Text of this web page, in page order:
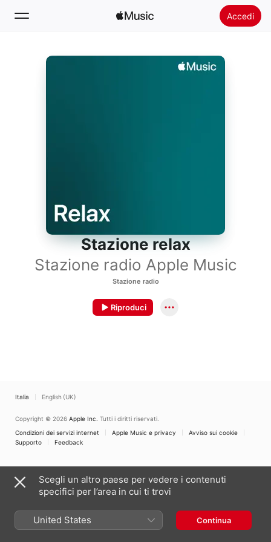
Accedi
Cerca
Stazione relax
Stazione radio Apple Music
Stazione radio
Riproduci
Italia English (UK)
Copyright © 2026 Apple Inc. Tutti i diritti riservati.
Condizioni dei servizi internet
Apple Music e privacy
Avviso sui cookie
Supporto
Feedback
Scegli un altro paese per vedere i contenuti
specifici per l’area in cui ti trovi
United States Continua